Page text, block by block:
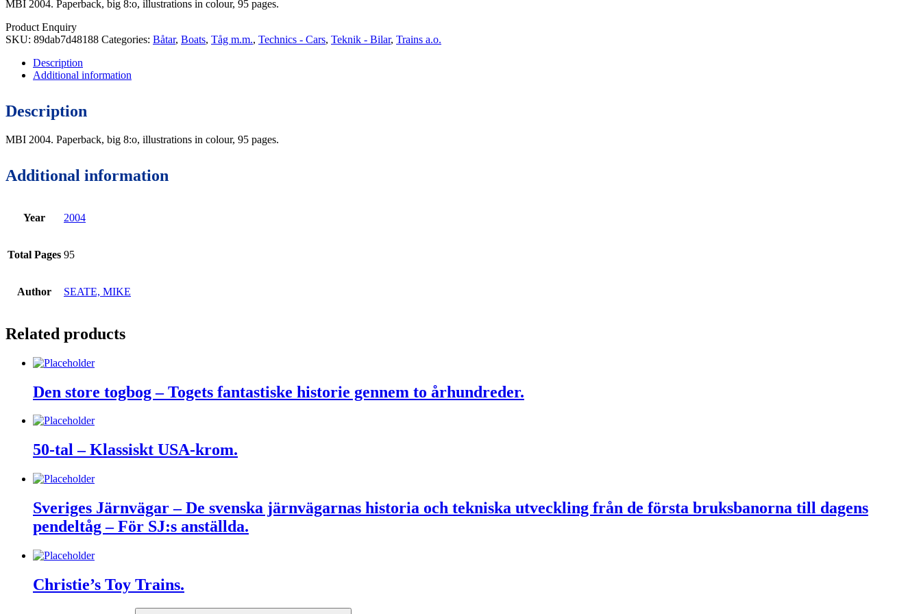
MBI 2004. Paperback, big 8:o, illustrations in colour, 95 pages.
Product Enquiry
SKU: 89dab7d48188 Categories: Båtar, Boats, Tåg m.m., Technics - Cars, Teknik - Bilar, Trains a.o.
Description
Additional information
Description
MBI 2004. Paperback, big 8:o, illustrations in colour, 95 pages.
Additional information
Year 2004
Total Pages 95
Author SEATE, MIKE
Related products
Den store togbog – Togets fantastiske historie gennem to århundreder.
50-tal – Klassiskt USA-krom.
Sveriges Järnvägar – De svenska järnvägarnas historia och tekniska utveckling från de första bruksbanorna till dagens
pendeltåg – För SJ:s anställda.
Christie’s Toy Trains.